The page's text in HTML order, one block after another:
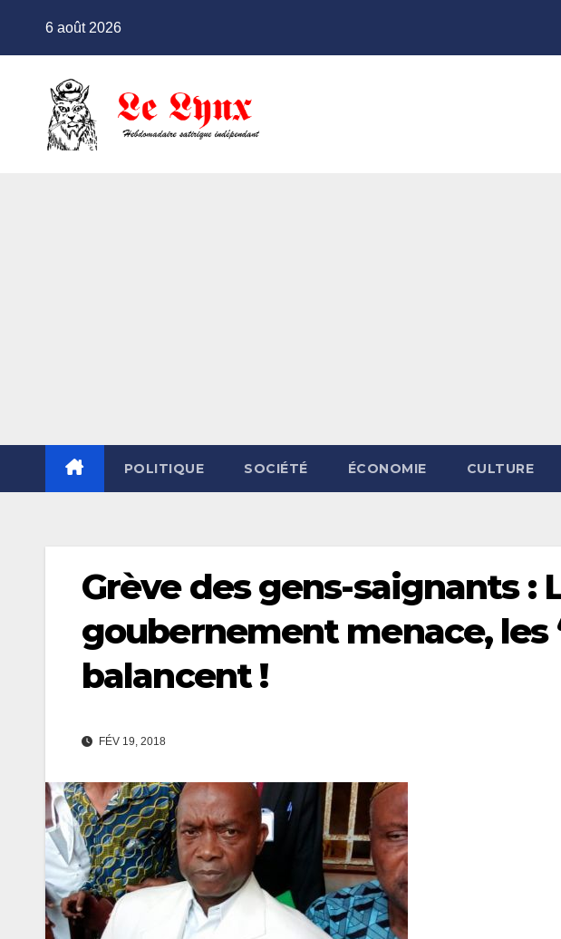
6 août 2026
POLITIQUE SOCIÉTÉ ÉCONOMIE CULTURE
Grève des gens-saignants :
goubernement menace, les
balancent !
FÉV 19, 2018